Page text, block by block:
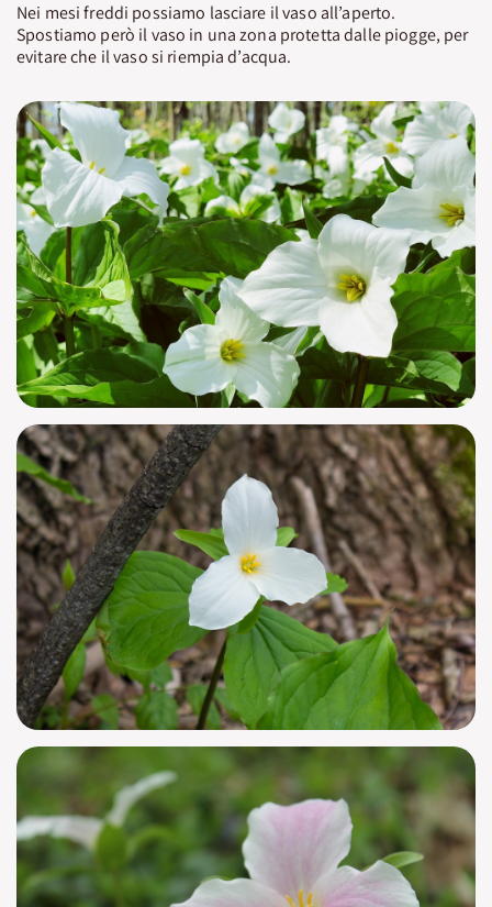
Nei mesi freddi possiamo lasciare il vaso all’aperto.
Spostiamo però il vaso in una zona protetta dalle piogge, per
evitare che il vaso si riempia d’acqua.